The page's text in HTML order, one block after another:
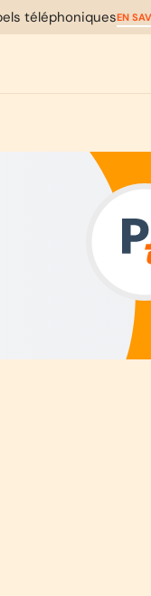
téléphoniquesEN